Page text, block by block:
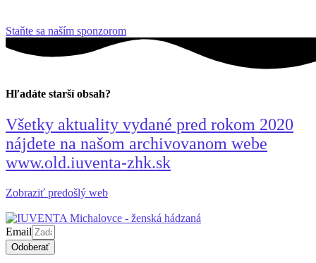
Staňte sa naším sponzorom
Hľadáte starší obsah?
Všetky aktuality vydané pred rokom 2020
nájdete na našom archivovanom webe
www.old.iuventa-zhk.sk
Zobraziť predošlý web
Email
Odoberať